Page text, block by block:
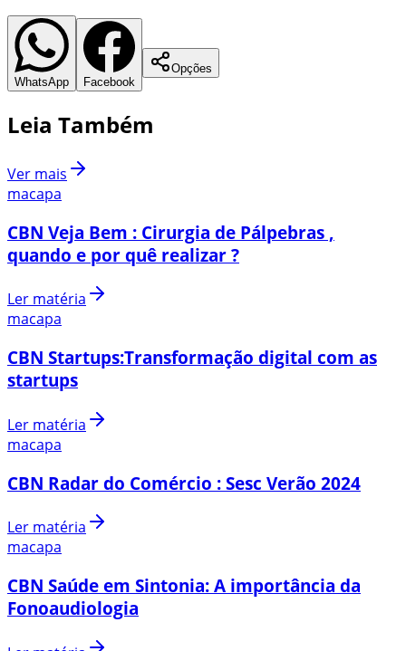
WhatsApp Facebook
Opções
Leia Também
Ver mais
macapa
CBN Veja Bem : Cirurgia de Pálpebras ,
quando e por quê realizar ?
Ler matéria
macapa
CBN Startups:Transformação digital com as
startups
Ler matéria
macapa
CBN Radar do Comércio : Sesc Verão 2024
Ler matéria
macapa
CBN Saúde em Sintonia: A importância da
Fonoaudiologia